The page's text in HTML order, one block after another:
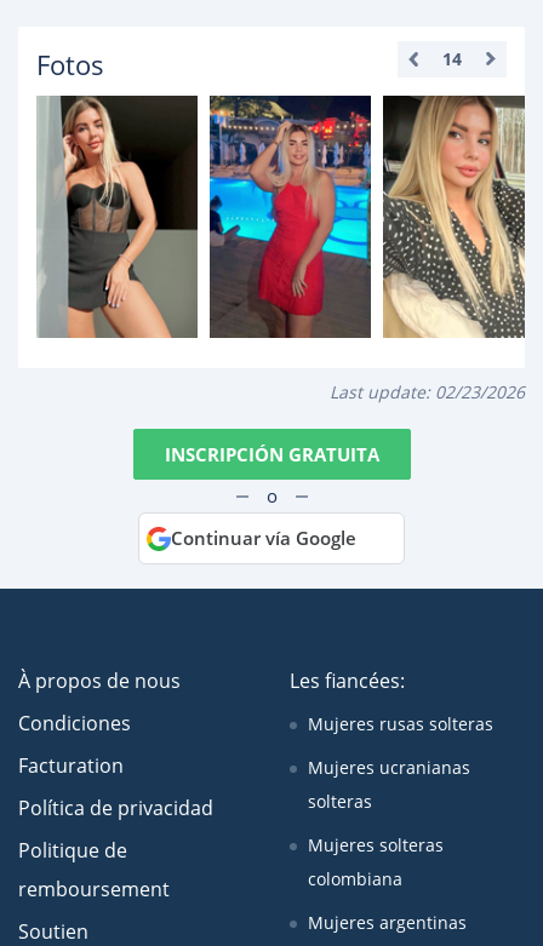
Fotos 14
Last update: 02/23/2026
INSCRIPCIÓN GRATUITA
o
Continuar vía Google
À propos de nous
Condiciones
Facturation
Política de privacidad
Politique de
remboursement
Soutien
Les fiancées:
Mujeres rusas solteras
Mujeres ucranianas
solteras
Mujeres solteras
colombiana
Mujeres argentinas